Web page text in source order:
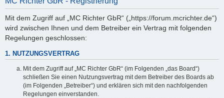
Mit dem Zugriff auf „MC Richter GbR“ („https://forum.mcrichter.de“)
wird zwischen Ihnen und dem Betreiber ein Vertrag mit folgenden
Regelungen geschlossen:
1. NUTZUNGSVERTRAG
Mit dem Zugriff auf „MC Richter GbR“ (im Folgenden „das Board“)
schließen Sie einen Nutzungsvertrag mit dem Betreiber des Boards ab
(im Folgenden „Betreiber“) und erklären sich mit den nachfolgenden
Regelungen einverstanden.